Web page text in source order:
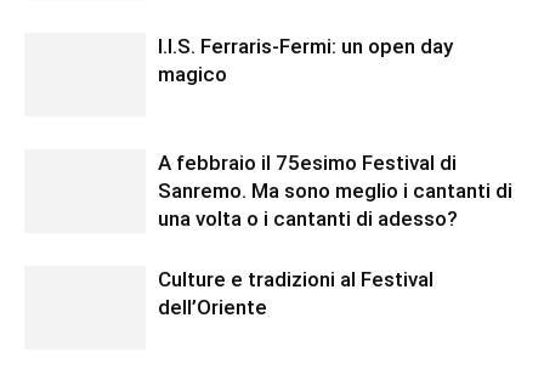
I.I.S. Ferraris-Fermi: un open day
magico
A febbraio il 75esimo Festival di
Sanremo. Ma sono meglio i cantanti di
una volta o i cantanti di adesso?
Culture e tradizioni al Festival
dell’Oriente